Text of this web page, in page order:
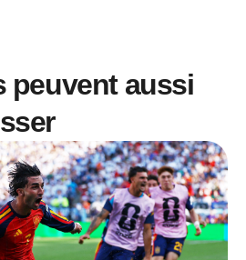
peuvent aussi